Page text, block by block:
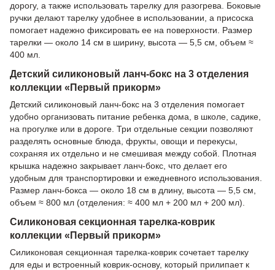
дорогу, а также использовать тарелку для разогрева. Боковые
ручки делают тарелку удобнее в использовании, а присоска
помогает надежно фиксировать ее на поверхности. Размер
тарелки — около 14 см в ширину, высота — 5,5 см, объем ≈
400 мл.
Детский силиконовый ланч-бокс на 3 отделения
коллекции «Первый прикорм»
Детский силиконовый ланч-бокс на 3 отделения помогает
удобно организовать питание ребенка дома, в школе, садике,
на прогулке или в дороге. Три отдельные секции позволяют
разделять основные блюда, фрукты, овощи и перекусы,
сохраняя их отдельно и не смешивая между собой. Плотная
крышка надежно закрывает ланч-бокс, что делает его
удобным для транспортировки и ежедневного использования.
Размер ланч-бокса — около 18 см в длину, высота — 5,5 см,
объем ≈ 800 мл (отделения: ≈ 400 мл + 200 мл + 200 мл).
Силиконовая секционная тарелка-коврик
коллекции «Первый прикорм»
Силиконовая секционная тарелка-коврик сочетает тарелку
для еды и встроенный коврик-основу, который прилипает к